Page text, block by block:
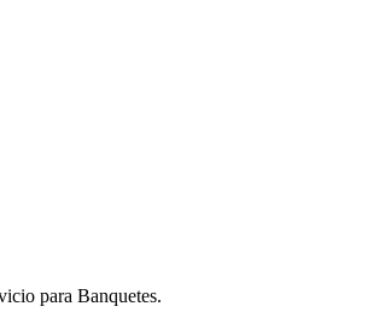
para Banquetes.